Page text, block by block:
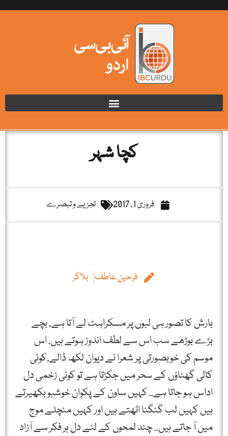
کچا شہر
فروری 1, 2017 تجزیے و تبصرے
فرحین عاطف بلاگر
بارش کا تصور ہی لبوں پر مسکراہٹ لے آتا ہے, بچے
بڑے بوڑھے سب اس سے لطف اندوز ہوتے ہیں. اس
موسم کی خوبصورتی پر شعرا نے دیوان لکھ ڈالے,کوئی
کالی گھٹاؤں کے سحر میں جکڑتا ہے تو کوئی زخمی دل
اداس ہو جاتا ہے.. کہیں ساون کے پکوان خوشبو بکھیرتے
ہیں کہیں لب گنگنا اٹھتے ہیں اور کہیں منچلے موج
میں آ جاتے ہیں.. چند لمحوں کے لئے دل ہر فکر سے آزاد